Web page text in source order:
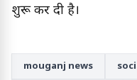
शुरू कर दी है।
mouganj news